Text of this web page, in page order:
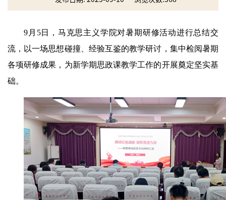
9月5日，马克思主义学院对暑期研修活动进行总结交
流，以一场思想碰撞、经验互鉴的教学研讨，集中检阅暑期
各项研修成果，为新学期思政课教学工作的开展奠定坚实基
础。